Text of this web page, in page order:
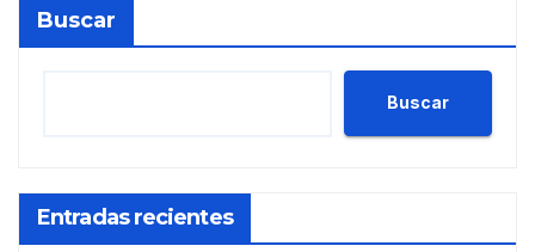
Buscar
Buscar
Entradas recientes